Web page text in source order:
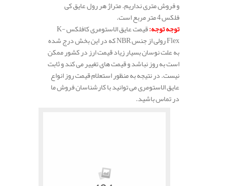
و فروش متری نداریم. متراژ هر رول عایق کی
فلکس 4 متر مربع است.
توجه توجه:
قیمت عایق الاستومری کافلکس K-
Flex رولی از جنس NBR که در این بخش درج شده
به علت نوسان بسیار زیاد قیمت ارز در کشور ممکن
است به روز نباشد و قیمت های تغییر می کند و ثابت
نیست. در نتیجه به منظور استعلام قیمت روز انواع
عایق الاستومری می توانید با کارشناسان فروش ما
در تماس باشید.